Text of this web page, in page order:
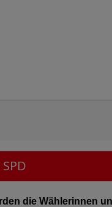
die Wählerinnen